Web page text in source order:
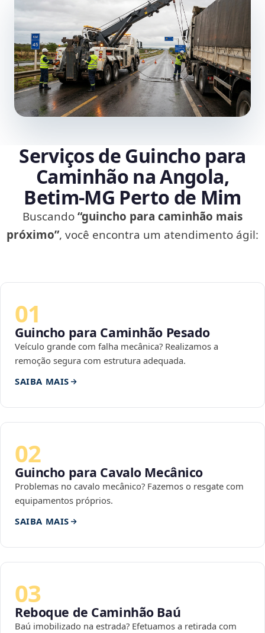
Serviços de Guincho para
Caminhão na Angola,
Betim‑MG Perto de Mim
Buscando“guincho para caminhão mais
próximo”, você encontra um atendimento ágil:
01
Guincho para Caminhão Pesado
Veículo grande com falha mecânica? Realizamos a
remoção segura com estrutura adequada.
SAIBA MAIS
02
Guincho para Cavalo Mecânico
Problemas no cavalo mecânico? Fazemos o resgate com
equipamentos próprios.
SAIBA MAIS
03
Reboque de Caminhão Baú
Baú imobilizado na estrada? Efetuamos a retirada com